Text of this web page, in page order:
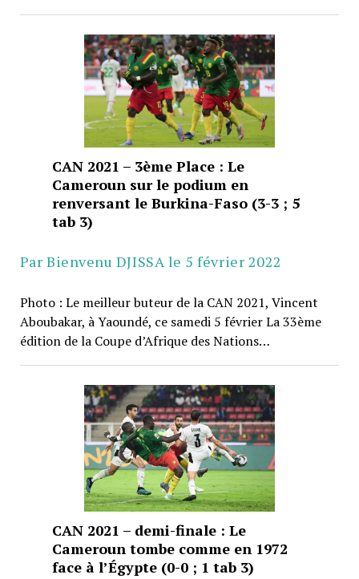
CAN 2021 – 3ème Place : Le
Cameroun sur le podium en
renversant le Burkina-Faso (3-3 ; 5
tab 3)
Par Bienvenu DJISSA le 5 février 2022
Photo : Le meilleur buteur de la CAN 2021, Vincent
Aboubakar, à Yaoundé, ce samedi 5 février La 33ème
édition de la Coupe d’Afrique des Nations…
CAN 2021 – demi-finale : Le
Cameroun tombe comme en 1972
face à l’Égypte (0-0 ; 1 tab 3)